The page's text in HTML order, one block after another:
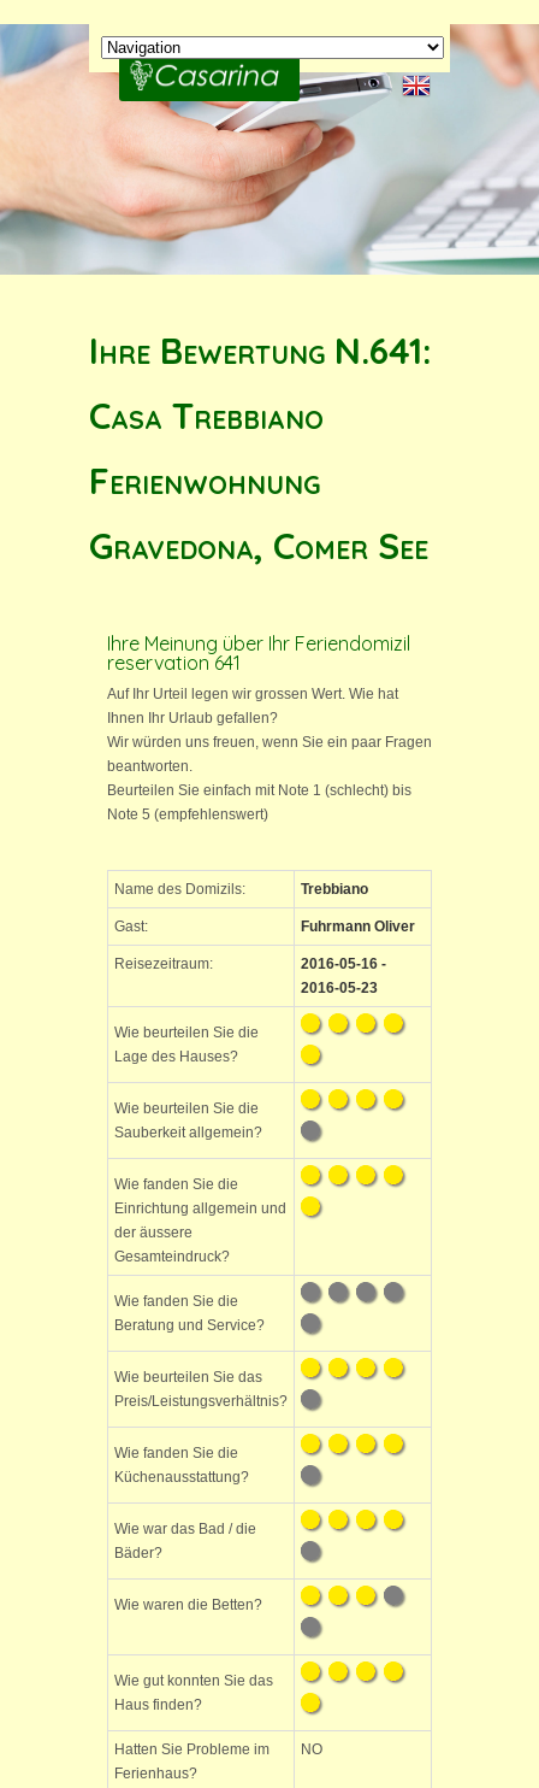
Ihre Bewertung N.641:
Casa Trebbiano
Ferienwohnung
Gravedona, Comer See
Ihre Meinung über Ihr Feriendomizil
reservation 641
Auf Ihr Urteil legen wir grossen Wert. Wie hat
Ihnen Ihr Urlaub gefallen?
Wir würden uns freuen, wenn Sie ein paar Fragen
beantworten.
Beurteilen Sie einfach mit Note 1 (schlecht) bis
Note 5 (empfehlenswert)
Name des Domizils: Trebbiano
Gast: Fuhrmann Oliver
Reisezeitraum:
2016-05-16 -
2016-05-23
Wie beurteilen Sie die
Lage des Hauses?
Wie beurteilen Sie die
Sauberkeit allgemein?
Wie fanden Sie die
Einrichtung allgemein und
der äussere
Gesamteindruck?
Wie fanden Sie die
Beratung und Service?
Wie beurteilen Sie das
Preis/Leistungsverhältnis?
Wie fanden Sie die
Küchenausstattung?
Wie war das Bad / die
Bäder?
Wie waren die Betten?
Wie gut konnten Sie das
Haus finden?
Hatten Sie Probleme im
Ferienhaus?
NO